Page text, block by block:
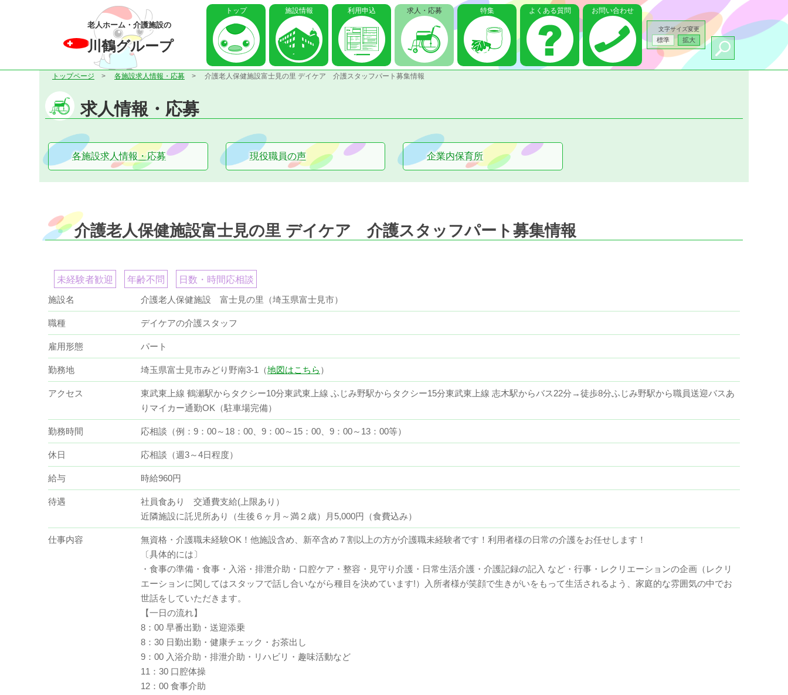
老人ホーム・介護施設の
川鶴グループ
トップ 施設情報 利用申込 求人・応募 特集 よくある質問 お問い合わせ
文字サイズ変更
標準 拡大
トップページ 各施設求人情報・応募 介護老人保健施設富士見の里 デイケア 介護スタッフパート募集情報
求人情報・応募
各施設求人情報・応募 現役職員の声 企業内保育所
介護老人保健施設富士見の里 デイケア 介護スタッフパート募集情報
未経験者歓迎 年齢不問
日数・時間応相談
施設名
介護老人保健施設 富士見の里（埼玉県富士見市）
職種 デイケアの介護スタッフ
雇用形態 パート
勤務地 埼玉県富士見市みどり野南3-1（地図はこちら ）
アクセス
東武東上線 鶴瀬駅からタクシー10分東武東上線 ふじみ野駅からタクシー15分東武東上線 志木駅からバス22分→徒歩8分ふじみ野駅から職員送迎バスあ
りマイカー通勤OK（駐車場完備）
勤務時間 応相談（例：9：00～18：00、9：00～15：00、9：00～13：00等）
休日 応相談（週3～4日程度）
給与 時給960円
待遇
社員食あり 交通費支給(上限あり）
近隣施設に託児所あり（生後６ヶ月～満２歳）月5,000円（食費込み）
仕事内容
無資格・介護職未経験OK！他施設含め、新卒含め７割以上の方が介護職未経験者です！利用者様の日常の介護をお任せします！
〔具体的には〕
・食事の準備・食事・入浴・排泄介助・口腔ケア・整容・見守り介護・日常生活介護・介護記録の記入 など・行事・レクリエーションの企画（レクリ
エーションに関してはスタッフで話し合いながら種目を決めています!）入所者様が笑顔で生きがいをもって生活されるよう、家庭的な雰囲気の中でお
世話をしていただきます。
【一日の流れ】
8：00 早番出勤・送迎添乗
8：30 日勤出勤・健康チェック・お茶出し
9：00 入浴介助・排泄介助・リハビリ・趣味活動など
11：30 口腔体操
12：00 食事介助